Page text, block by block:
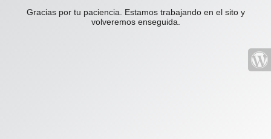
Gracias por tu paciencia. Estamos trabajando en el sito y
volveremos enseguida.